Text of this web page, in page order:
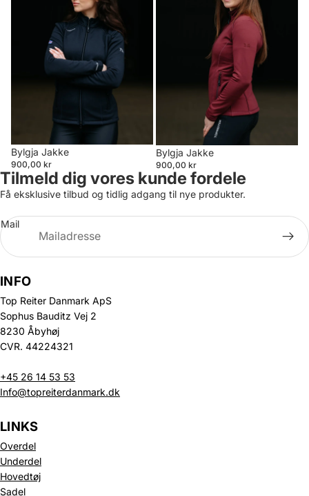
Bylgja Jakke
900,00 kr
Bylgja Jakke
900,00 kr
Tilmeld dig vores kunde fordele
Få eksklusive tilbud og tidlig adgang til nye produkter.
Mail
INFO
Top Reiter Danmark ApS
Sophus Bauditz Vej 2
8230 Åbyhøj
CVR. 44224321
+45 26 14 53 53
Info@topreiterdanmark.dk
LINKS
Overdel
Underdel
Hovedtøj
Sadel